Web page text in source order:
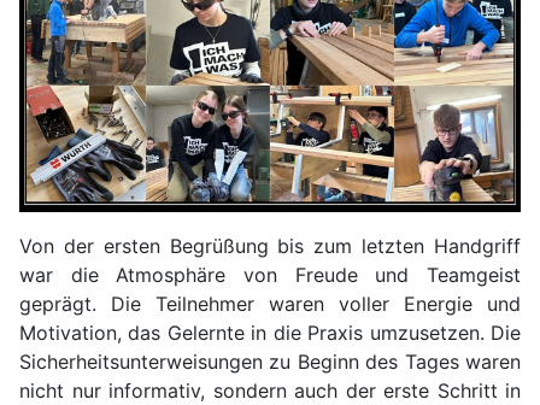
Von der ersten Begrüßung bis zum letzten Handgriff
war die Atmosphäre von Freude und Teamgeist
geprägt. Die Teilnehmer waren voller Energie und
Motivation, das Gelernte in die Praxis umzusetzen. Die
Sicherheitsunterweisungen zu Beginn des Tages waren
nicht nur informativ, sondern auch der erste Schritt in